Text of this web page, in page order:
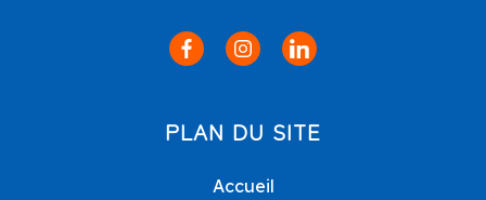
PLAN DU SITE
Accueil